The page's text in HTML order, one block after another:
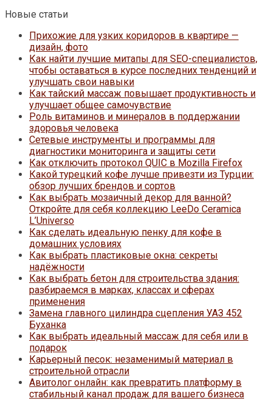
Новые статьи
Прихожие для узких коридоров в квартире —
дизайн, фото
Как найти лучшие митапы для SEO-специалистов,
чтобы оставаться в курсе последних тенденций и
улучшать свои навыки
Как тайский массаж повышает продуктивность и
улучшает общее самочувствие
Роль витаминов и минералов в поддержании
здоровья человека
Сетевые инструменты и программы для
диагностики мониторинга и защиты сети
Как отключить протокол QUIC в Mozilla Firefox
Какой турецкий кофе лучше привезти из Турции:
обзор лучших брендов и сортов
Как выбрать мозаичный декор для ванной?
Откройте для себя коллекцию LeeDo Ceramica
L’Universo
Как сделать идеальную пенку для кофе в
домашних условиях
Как выбрать пластиковые окна: секреты
надёжности
Как выбрать бетон для строительства здания:
разбираемся в марках, классах и сферах
применения
Замена главного цилиндра сцепления УАЗ 452
Буханка
Как выбрать идеальный массаж для себя или в
подарок
Карьерный песок: незаменимый материал в
строительной отрасли
Авитолог онлайн: как превратить платформу в
стабильный канал продаж для вашего бизнеса